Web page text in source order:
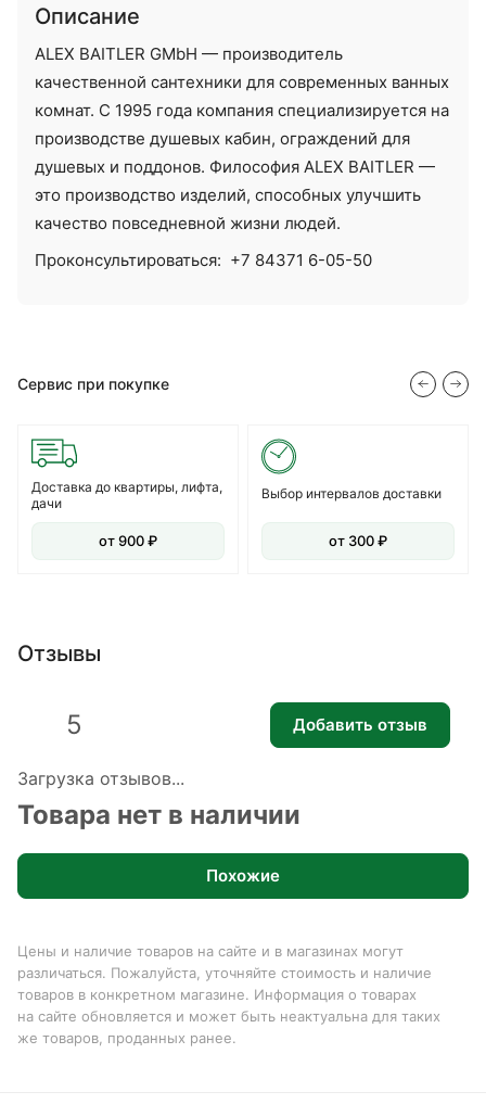
Описание
ALEX BAITLER GMbH — производитель
качественной сантехники для современных ванных
комнат. С 1995 года компания специализируется на
производстве душевых кабин, ограждений для
душевых и поддонов. Философия ALEX BAITLER —
это производство изделий, способных улучшить
качество повседневной жизни людей.
Проконсультироваться: +7 84371 6-05-50
Сервис при покупке
Доставка до квартиры, лифта,
дачи
от 900 ₽
Выбор интервалов доставки
от 300 ₽
Отзывы
Загрузка отзывов...
5 Добавить отзыв
Товара нет в наличии
Похожие
Цены и наличие товаров на сайте и в магазинах могут
различаться. Пожалуйста, уточняйте стоимость и наличие
товаров в конкретном магазине. Информация о товарах
на сайте обновляется и может быть неактуальна для таких
же товаров, проданных ранее.